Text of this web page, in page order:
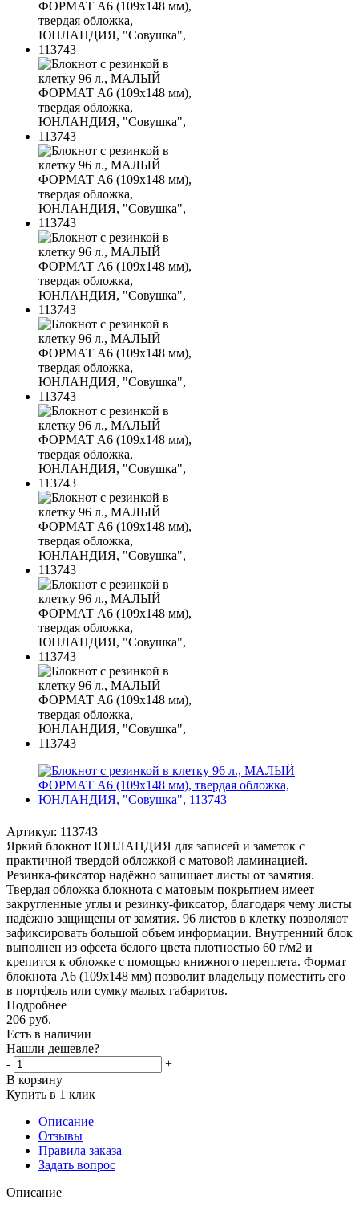
Артикул: 113743
Яркий блокнот ЮНЛАНДИЯ для записей и заметок с
практичной твердой обложкой с матовой ламинацией.
Резинка-фиксатор надёжно защищает листы от замятия.
Твердая обложка блокнота с матовым покрытием имеет
закругленные углы и резинку-фиксатор, благодаря чему листы
надёжно защищены от замятия. 96 листов в клетку позволяют
зафиксировать большой объем информации. Внутренний блок
выполнен из офсета белого цвета плотностью 60 г/м2 и
крепится к обложке с помощью книжного переплета. Формат
блокнота А6 (109х148 мм) позволит владельцу поместить его
в портфель или сумку малых габаритов.
Подробнее
206 руб.
Есть в наличии
Нашли дешевле?
-
+
В корзину
Купить в 1 клик
Описание
Отзывы
Правила заказа
Задать вопрос
Описание